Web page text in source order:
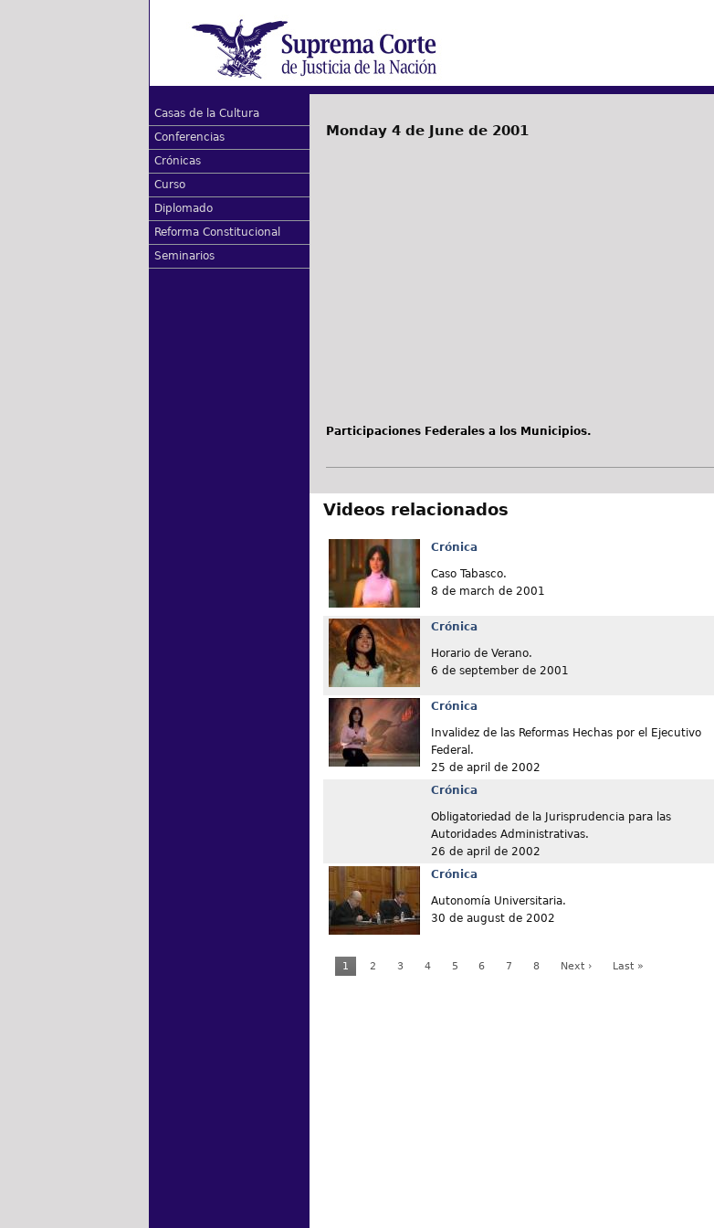
Casas de la Cultura
Conferencias
Crónicas
Curso
Diplomado
Reforma Constitucional
Seminarios
Monday 4 de June de 2001
Participaciones Federales a los Municipios.
Videos relacionados
Crónica
Caso Tabasco.
8 de march de 2001
Crónica
Horario de Verano.
6 de september de 2001
Crónica
Invalidez de las Reformas Hechas por el Ejecutivo
Federal.
25 de april de 2002
Crónica
Obligatoriedad de la Jurisprudencia para las
Autoridades Administrativas.
26 de april de 2002
Crónica
Autonomía Universitaria.
30 de august de 2002
1 2 3 4 5 6 7 8 Next › Last »